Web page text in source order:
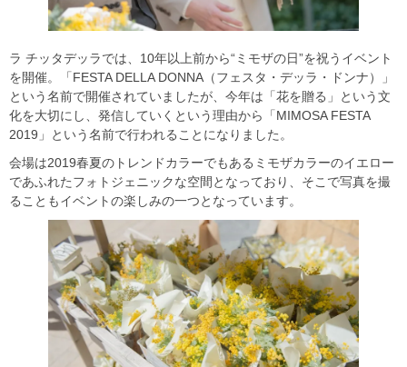
ラ チッタデッラでは、10年以上前から“ミモザの日”を祝うイベント
を開催。「FESTA DELLA DONNA（フェスタ・デッラ・ドンナ）」
という名前で開催されていましたが、今年は「花を贈る」という文
化を大切にし、発信していくという理由から「MIMOSA FESTA
2019」という名前で行われることになりました。
会場は2019春夏のトレンドカラーでもあるミモザカラーのイエロー
であふれたフォトジェニックな空間となっており、そこで写真を撮
ることもイベントの楽しみの一つとなっています。